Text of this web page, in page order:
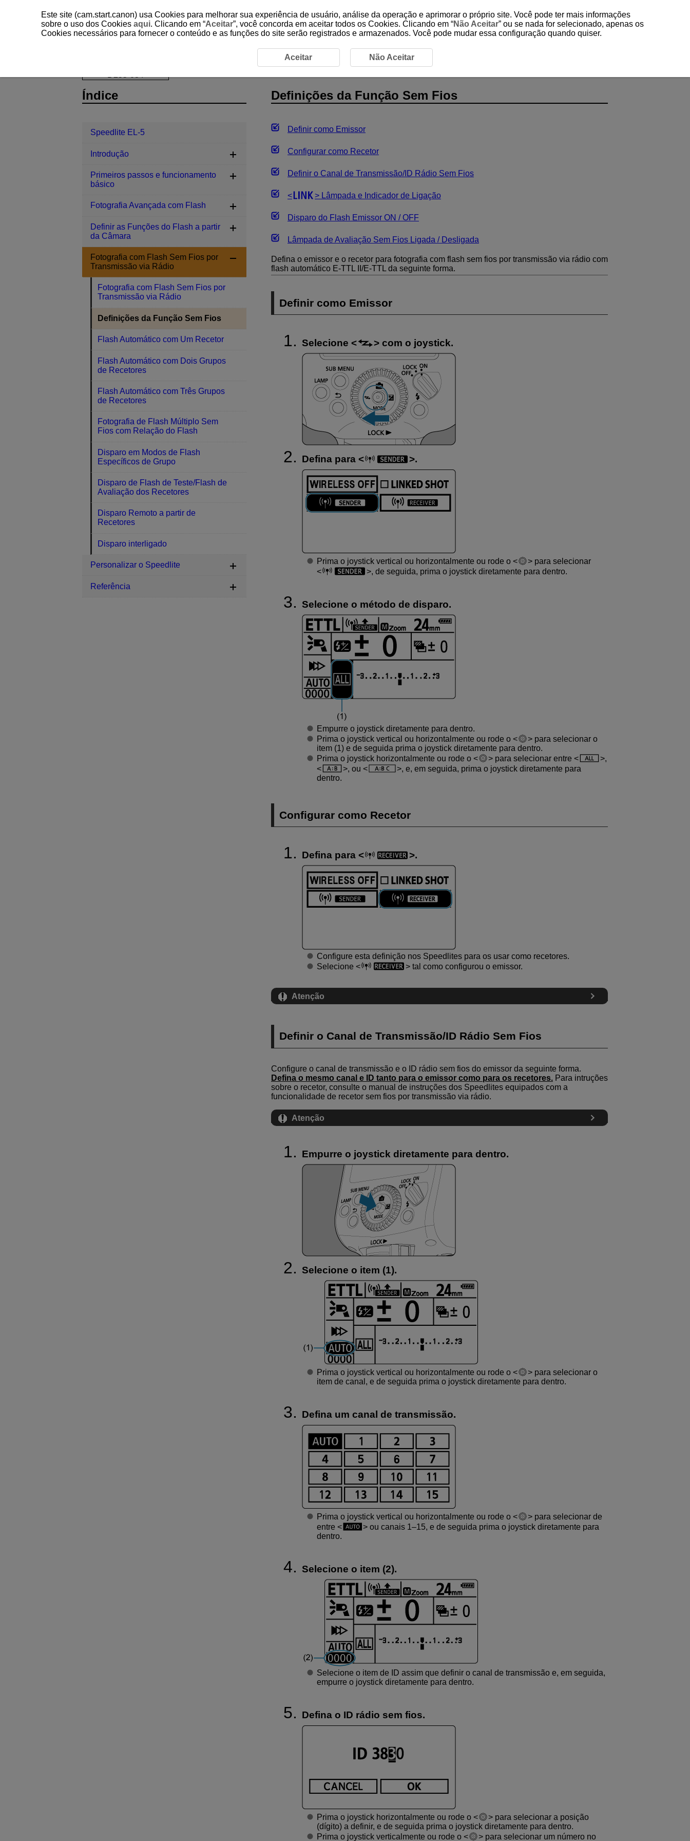
Fotografia com Flash Sem Fios por Transmissão via Rádio Definições da Função Sem Fios
Definições da Função Sem Fios
Definir como Emissor
Configurar como Recetor
Definir o Canal de Transmissão/ID Rádio Sem Fios
Lâmpada e Indicador de Ligação
Disparo do Flash Emissor ON / OFF
Lâmpada de Avaliação Sem Fios Ligada / Desligada
Defina o emissor e o recetor para fotografia com flash sem fios por transmissão via rádio com
flash automático E-TTL II /E-TTL da seguinte forma.
Definir como Emissor
Selecione com o joystick.
Defina para .
Prima o joystick vertical ou horizontalmente ou rode o
para selecionar
, de seguida, prima o joystick diretamente para dentro.
Selecione o método de disparo.
Empurre o joystick diretamente para dentro.
Prima o joystick vertical ou horizontalmente ou rode o
para selecionar o
item (1) e de seguida prima o joystick diretamente para dentro.
Prima o joystick horizontalmente ou rode o
para selecionar entre
,
, ou
, e, em seguida, prima o joystick diretamente para
dentro.
Configurar como Recetor
Defina para .
Configure esta definição nos Speedlites para os usar como recetores.
Selecione
tal como configurou o emissor.
Atenção
Definir o Canal de Transmissão/ID Rádio Sem Fios
Configure o canal de transmissão e o ID rádio sem fios do emissor da seguinte forma.
Defina o mesmo canal e ID tanto para o emissor como para os recetores. Para intruções
sobre o recetor, consulte o manual de instruções dos Speedlites equipados com a
funcionalidade de recetor sem fios por transmissão via rádio.
Atenção
Empurre o joystick diretamente para dentro.
Selecione o item (1).
Prima o joystick vertical ou horizontalmente ou rode o
para selecionar o
item de canal, e de seguida prima o joystick diretamente para dentro.
Defina um canal de transmissão.
Prima o joystick vertical ou horizontalmente ou rode o
para selecionar de
entre
ou canais 1–15, e de seguida prima o joystick diretamente para
dentro.
Selecione o item (2).
Selecione o item de ID assim que definir o canal de transmissão e, em seguida,
empurre o joystick diretamente para dentro.
Defina o ID rádio sem fios.
Prima o joystick horizontalmente ou rode o
para selecionar a posição
(dígito) a definir, e de seguida prima o joystick diretamente para dentro.
Prima o joystick verticalmente ou rode o
para selecionar um número no
Índice
Speedlite EL-5
Introdução
Primeiros passos e funcionamento
básico
Fotografia Avançada com Flash
Definir as Funções do Flash a partir
da Câmara
Fotografia com Flash Sem Fios por
Transmissão via Rádio
Fotografia com Flash Sem Fios por
Transmissão via Rádio
Definições da Função Sem Fios
Flash Automático com Um Recetor
Flash Automático com Dois Grupos
de Recetores
Flash Automático com Três Grupos
de Recetores
Fotografia de Flash Múltiplo Sem
Fios com Relação do Flash
Disparo em Modos de Flash
Específicos de Grupo
Disparo de Flash de Teste/Flash de
Avaliação dos Recetores
Disparo Remoto a partir de
Recetores
Disparo interligado
Personalizar o Speedlite
Referência
Este site (cam.start.canon) usa Cookies para melhorar sua experiência de usuário, análise da operação e aprimorar o próprio site. Você pode ter mais informações
sobre o uso dos Cookies aqui. Clicando em “Aceitar”, você concorda em aceitar todos os Cookies. Clicando em “Não Aceitar” ou se nada for selecionado, apenas os
Cookies necessários para fornecer o conteúdo e as funções do site serão registrados e armazenados. Você pode mudar essa configuração quando quiser.
Aceitar Não Aceitar